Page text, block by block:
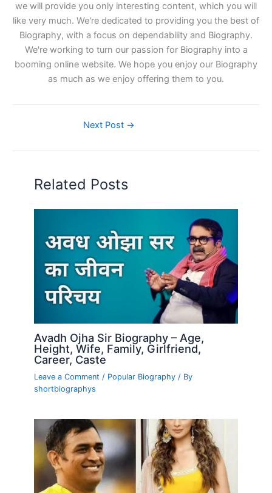
we will provide you only interesting content, which you will
like very much. We're dedicated to providing you the best of
Biography, with a focus on dependability and Biography.
We're working to turn our passion for Biography into a
booming online website. We hope you enjoy our Biography
as much as we enjoy offering them to you.
Next Post →
Related Posts
Avadh Ojha Sir Biography – Age,
Height, Wife, Family, Girlfriend,
Career, Caste
Leave a Comment / Popular Biography / By
shortbiographys